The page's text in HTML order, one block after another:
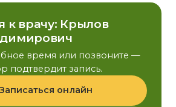
к врачу: Крылов
время или позвоните —
подтвердит запись.
онлайн